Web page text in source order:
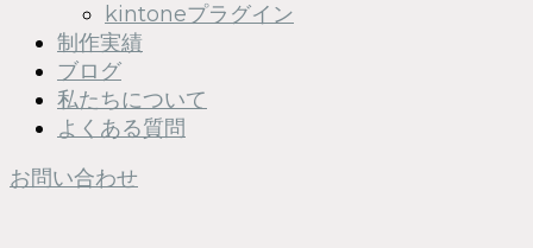
kintoneプラグイン
制作実績
ブログ
私たちについて
よくある質問
お問い合わせ